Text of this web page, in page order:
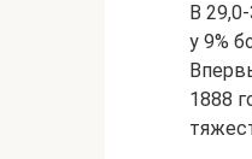
В
у 9%
1888